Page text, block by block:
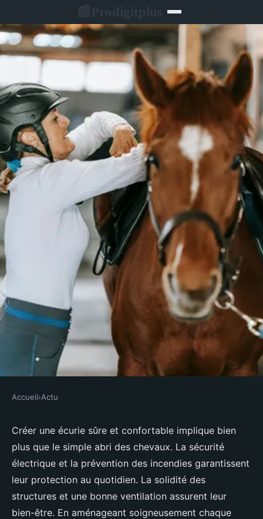
10 astuces pour créer une écurie
sûre et confortable
Joseph•22 octobre 2025•11 min de lecture
Accueil›Actu
Créer une écurie sûre et confortable implique bien
plus que le simple abri des chevaux. La sécurité
électrique et la prévention des incendies garantissent
leur protection au quotidien. La solidité des
structures et une bonne ventilation assurent leur
bien-être. En aménageant soigneusement chaque